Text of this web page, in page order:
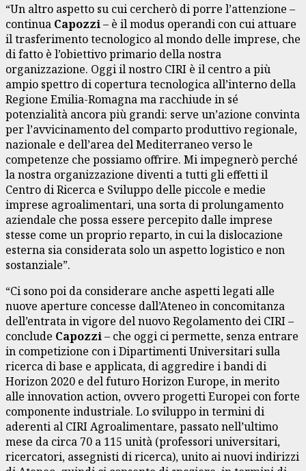
“Un altro aspetto su cui cercherò di porre l’attenzione –
continua Capozzi– è il modus operandi con cui attuare
il trasferimento tecnologico al mondo delle imprese, che
di fatto è l’obiettivo primario della nostra
organizzazione. Oggi il nostro CIRI è il centro a più
ampio spettro di copertura tecnologica all’interno della
Regione Emilia-Romagna ma racchiude in sé
potenzialità ancora più grandi: serve un’azione convinta
per l’avvicinamento del comparto produttivo regionale,
nazionale e dell’area del Mediterraneo verso le
competenze che possiamo offrire. Mi impegnerò perché
la nostra organizzazione diventi a tutti gli effetti il
Centro di Ricerca e Sviluppo delle piccole e medie
imprese agroalimentari, una sorta di prolungamento
aziendale che possa essere percepito dalle imprese
stesse come un proprio reparto, in cui la dislocazione
esterna sia considerata solo un aspetto logistico e non
sostanziale”.
“Ci sono poi da considerare anche aspetti legati alle
nuove aperture concesse dall’Ateneo in concomitanza
dell’entrata in vigore del nuovo Regolamento dei CIRI –
conclude Capozzi– che oggi ci permette, senza entrare
in competizione con i Dipartimenti Universitari sulla
ricerca di base e applicata, di aggredire i bandi di
Horizon 2020 e del futuro Horizon Europe, in merito
alle innovation action, ovvero progetti Europei con forte
componente industriale. Lo sviluppo in termini di
aderenti al CIRI Agroalimentare, passato nell’ultimo
mese da circa 70 a 115 unità (professori universitari,
ricercatori, assegnisti di ricerca), unito ai nuovi indirizzi